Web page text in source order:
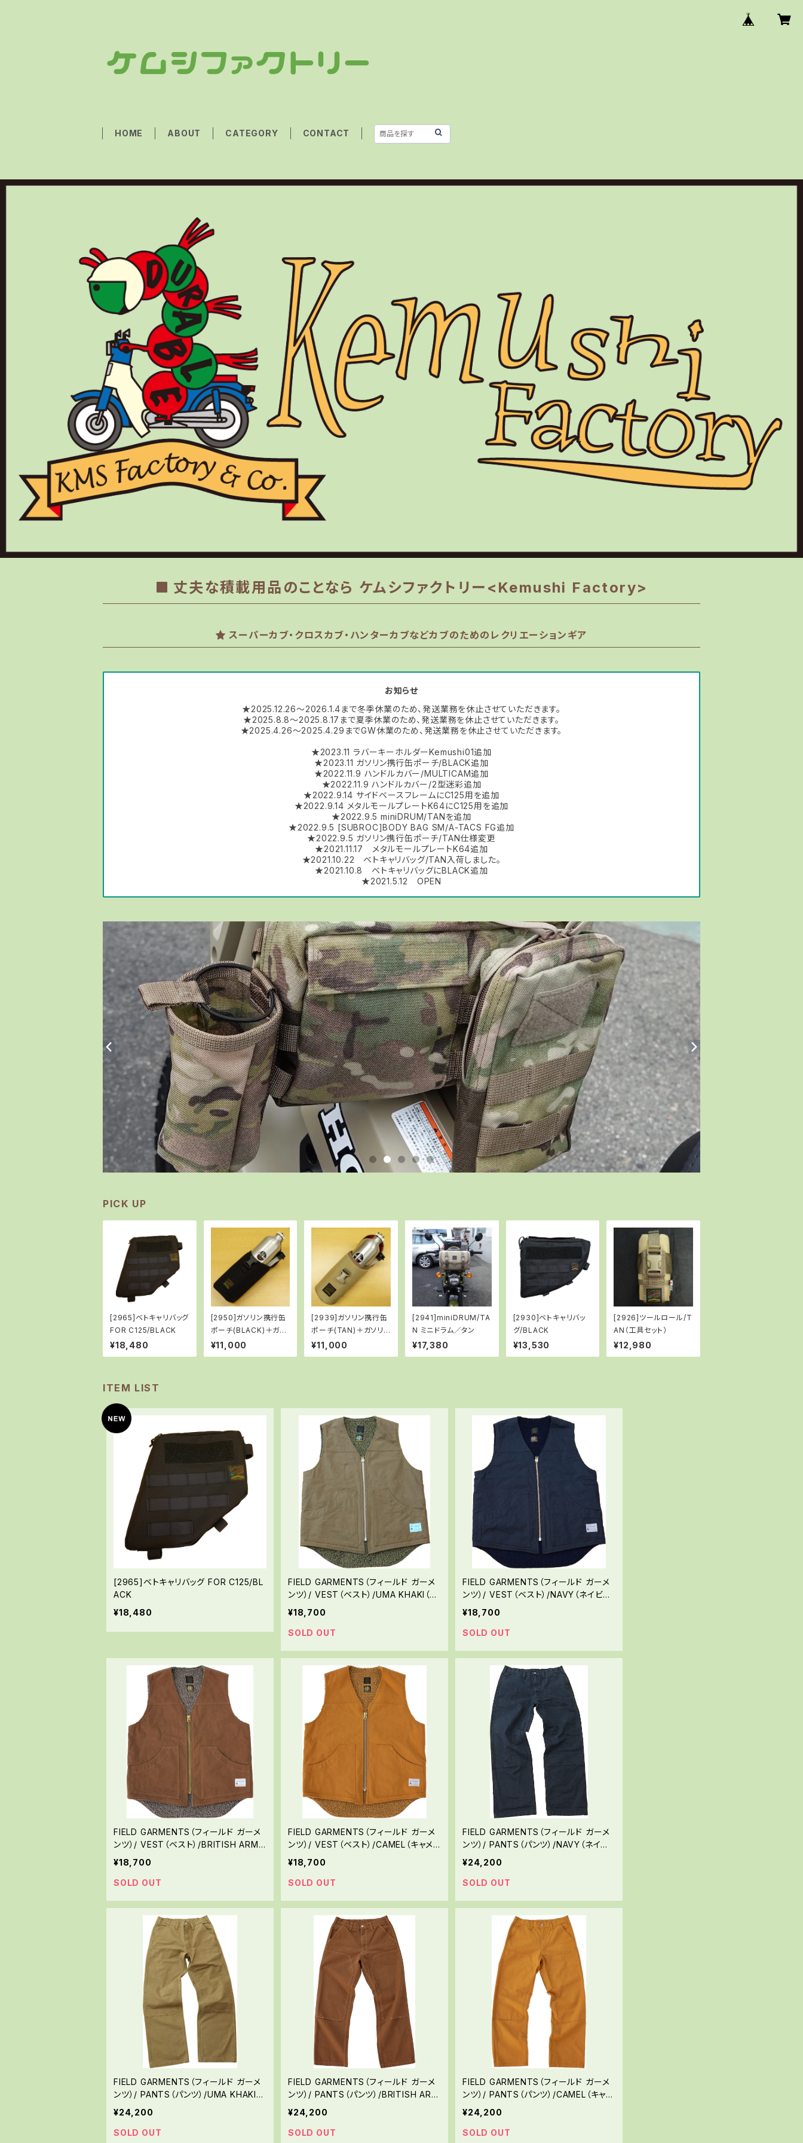
HOME ABOUT CATEGORY CONTACT
丈夫な積載用品のことなら ケムシファクトリー<Kemushi Factory>
スーパーカブ・クロスカブ・ハンターカブなどカブのためのレクリエーションギア
お知らせ
★2025.12.26〜2026.1.4まで冬季休業のため、発送業務を休止させていただきます。
★2025.8.8〜2025.8.17まで夏季休業のため、発送業務を休止させていただきます。
★2025.4.26〜2025.4.29までGW休業のため、発送業務を休止させていただきます。
★2023.11 ラバーキーホルダーKemushi01追加
★2023.11 ガソリン携行缶ポーチ/BLACK追加
★2022.11.9 ハンドルカバー/MULTICAM追加
★2022.11.9 ハンドルカバー/2型迷彩追加
★2022.9.14 サイドベースフレームにC125用を追加
★2022.9.14 メタルモールプレートK64にC125用を追加
★2022.9.5 miniDRUM/TANを追加
★2022.9.5 [SUBROC]BODY BAG SM/A-TACS FG追加
★2022.9.5 ガソリン携行缶ポーチ/TAN仕様変更
★2021.11.17 メタルモールプレートK64追加
★2021.10.22 ベトキャリバッグ/TAN入荷しました。
★2021.10.8 ベトキャリバッグにBLACK追加
★2021.5.12 OPEN
PICK UP
[2965]ベトキャリバッグ
FOR C125/BLACK
¥18,480
[2950]ガソリン携行缶
ポーチ(BLACK)＋ガソ
リン携行缶セット
¥11,000
[2939]ガソリン携行缶
ポーチ(TAN)＋ガソリン
携行缶セット
¥11,000
[2941]miniDRUM/TA
N ミニドラム／タン
¥17,380
[2930]ベトキャリバッ
グ/BLACK
¥13,530
[2926]ツールロール/T
AN（工具セット）
¥12,980
ITEM LIST
[2965]ベトキャリバッグ FOR C125/BL
ACK
¥18,480
FIELD GARMENTS（フィールド ガーメ
ンツ）/ VEST（ベスト）/UMA KHAKI（U
MAカーキ）
¥18,700
SOLD OUT
FIELD GARMENTS（フィールド ガーメ
ンツ）/ VEST（ベスト）/NAVY（ネイビ
ー）
¥18,700
SOLD OUT
FIELD GARMENTS（フィールド ガーメ
ンツ）/ VEST（ベスト）/BRITISH ARMY
（ブリティッシュアーミー）
¥18,700
SOLD OUT
FIELD GARMENTS（フィールド ガーメ
ンツ）/ VEST（ベスト）/CAMEL（キャメ
ル）
¥18,700
SOLD OUT
FIELD GARMENTS（フィールド ガーメ
ンツ）/ PANTS（パンツ）/NAVY（ネイビ
ー））
¥24,200
SOLD OUT
FIELD GARMENTS（フィールド ガーメ
ンツ）/ PANTS（パンツ）/UMA KHAKI
（UMAカーキ））
¥24,200
SOLD OUT
FIELD GARMENTS（フィールド ガーメ
ンツ）/ PANTS（パンツ）/BRITISH ARM
Y（ブリティッシュアーミー）
¥24,200
SOLD OUT
FIELD GARMENTS（フィールド ガーメ
ンツ）/ PANTS（パンツ）/CAMEL（キャメ
ル）
¥24,200
SOLD OUT